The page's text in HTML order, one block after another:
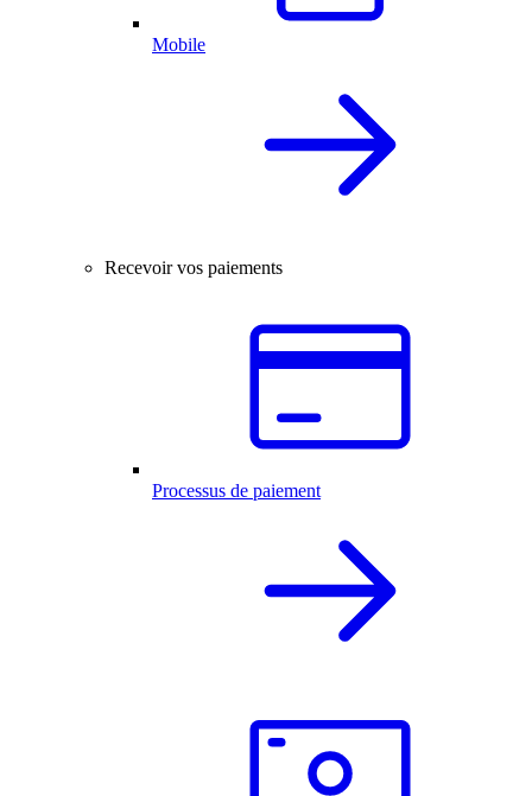
Mobile
Recevoir vos paiements
Processus de paiement